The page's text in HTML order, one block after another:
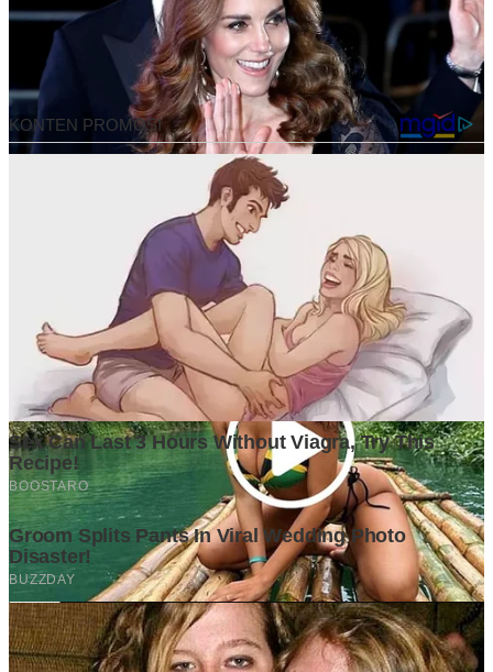
G
Ditulis olehGrapadi Think